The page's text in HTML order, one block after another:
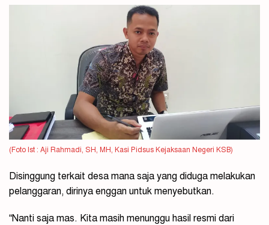
(Foto Ist : Aji Rahmadi, SH, MH, Kasi Pidsus Kejaksaan Negeri KSB)
Disinggung terkait desa mana saja yang diduga melakukan
pelanggaran, dirinya enggan untuk menyebutkan.
“Nanti saja mas. Kita masih menunggu hasil resmi dari